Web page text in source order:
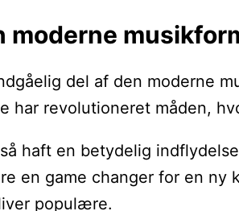
moderne
del af den moderne
har revolutioneret måden,
haft en betydelig
en game changer for en ny
populære.